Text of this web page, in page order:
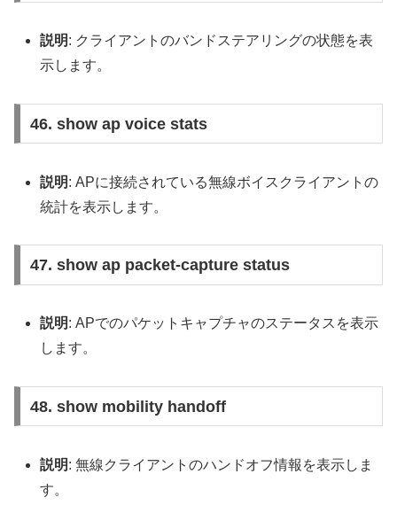
説明: クライアントのバンドステアリングの状態を表
示します。
46. show ap voice stats
説明: APに接続されている無線ボイスクライアントの
統計を表示します。
47. show ap packet-capture status
説明: APでのパケットキャプチャのステータスを表示
します。
48. show mobility handoff
説明: 無線クライアントのハンドオフ情報を表示しま
す。